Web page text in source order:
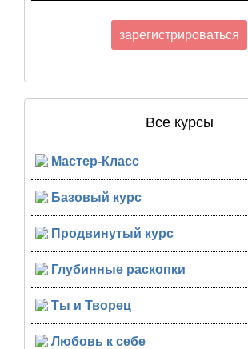
зарегистрироваться
Все курсы
Мастер-Класс
Базовый курс
Продвинутый курс
Глубинные раскопки
Ты и Творец
Любовь к себе